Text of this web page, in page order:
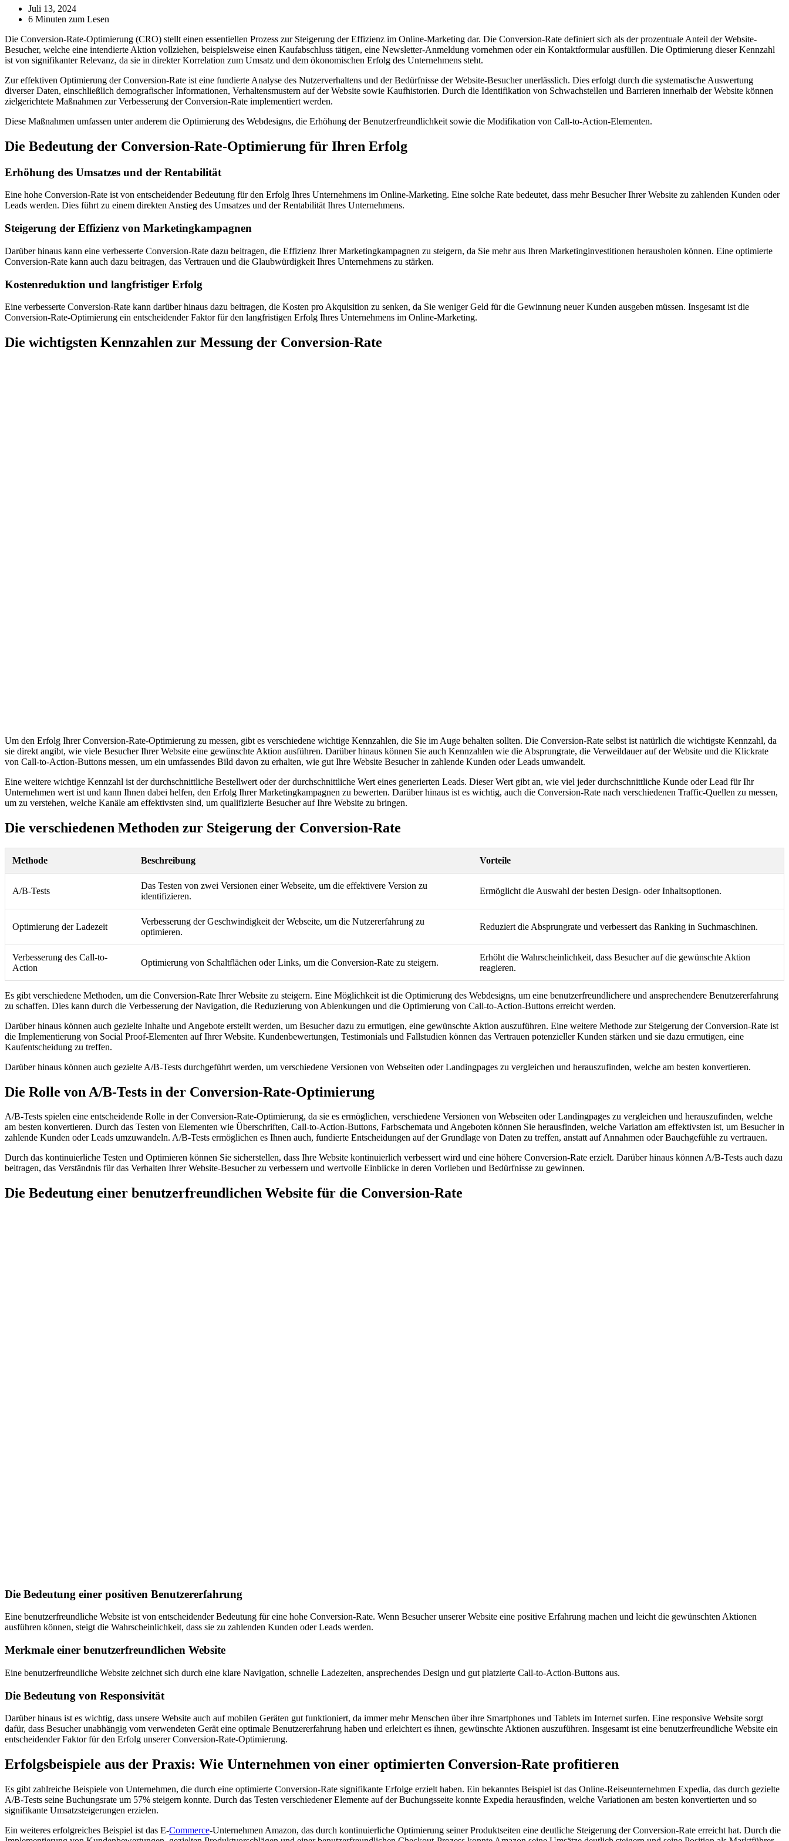
Juli 13, 2024
6 Minuten zum Lesen
Die Conversion-Rate-Optimierung (CRO) stellt einen essentiellen Prozess zur Steigerung der Effizienz im Online-Marketing dar. Die Conversion-Rate definiert sich als der prozentuale Anteil der Website-
Besucher, welche eine intendierte Aktion vollziehen, beispielsweise einen Kaufabschluss tätigen, eine Newsletter-Anmeldung vornehmen oder ein Kontaktformular ausfüllen. Die Optimierung dieser Kennzahl
ist von signifikanter Relevanz, da sie in direkter Korrelation zum Umsatz und dem ökonomischen Erfolg des Unternehmens steht.
Zur effektiven Optimierung der Conversion-Rate ist eine fundierte Analyse des Nutzerverhaltens und der Bedürfnisse der Website-Besucher unerlässlich. Dies erfolgt durch die systematische Auswertung
diverser Daten, einschließlich demografischer Informationen, Verhaltensmustern auf der Website sowie Kaufhistorien. Durch die Identifikation von Schwachstellen und Barrieren innerhalb der Website können
zielgerichtete Maßnahmen zur Verbesserung der Conversion-Rate implementiert werden.
Diese Maßnahmen umfassen unter anderem die Optimierung des Webdesigns, die Erhöhung der Benutzerfreundlichkeit sowie die Modifikation von Call-to-Action-Elementen.
Die Bedeutung der Conversion-Rate-Optimierung für Ihren Erfolg
Erhöhung des Umsatzes und der Rentabilität
Eine hohe Conversion-Rate ist von entscheidender Bedeutung für den Erfolg Ihres Unternehmens im Online-Marketing. Eine solche Rate bedeutet, dass mehr Besucher Ihrer Website zu zahlenden Kunden oder
Leads werden. Dies führt zu einem direkten Anstieg des Umsatzes und der Rentabilität Ihres Unternehmens.
Steigerung der Effizienz von Marketingkampagnen
Darüber hinaus kann eine verbesserte Conversion-Rate dazu beitragen, die Effizienz Ihrer Marketingkampagnen zu steigern, da Sie mehr aus Ihren Marketinginvestitionen herausholen können. Eine optimierte
Conversion-Rate kann auch dazu beitragen, das Vertrauen und die Glaubwürdigkeit Ihres Unternehmens zu stärken.
Kostenreduktion und langfristiger Erfolg
Eine verbesserte Conversion-Rate kann darüber hinaus dazu beitragen, die Kosten pro Akquisition zu senken, da Sie weniger Geld für die Gewinnung neuer Kunden ausgeben müssen. Insgesamt ist die
Conversion-Rate-Optimierung ein entscheidender Faktor für den langfristigen Erfolg Ihres Unternehmens im Online-Marketing.
Die wichtigsten Kennzahlen zur Messung der Conversion-Rate
Um den Erfolg Ihrer Conversion-Rate-Optimierung zu messen, gibt es verschiedene wichtige Kennzahlen, die Sie im Auge behalten sollten. Die Conversion-Rate selbst ist natürlich die wichtigste Kennzahl, da
sie direkt angibt, wie viele Besucher Ihrer Website eine gewünschte Aktion ausführen. Darüber hinaus können Sie auch Kennzahlen wie die Absprungrate, die Verweildauer auf der Website und die Klickrate
von Call-to-Action-Buttons messen, um ein umfassendes Bild davon zu erhalten, wie gut Ihre Website Besucher in zahlende Kunden oder Leads umwandelt.
Eine weitere wichtige Kennzahl ist der durchschnittliche Bestellwert oder der durchschnittliche Wert eines generierten Leads. Dieser Wert gibt an, wie viel jeder durchschnittliche Kunde oder Lead für Ihr
Unternehmen wert ist und kann Ihnen dabei helfen, den Erfolg Ihrer Marketingkampagnen zu bewerten. Darüber hinaus ist es wichtig, auch die Conversion-Rate nach verschiedenen Traffic-Quellen zu messen,
um zu verstehen, welche Kanäle am effektivsten sind, um qualifizierte Besucher auf Ihre Website zu bringen.
Die verschiedenen Methoden zur Steigerung der Conversion-Rate
Methode Beschreibung Vorteile
A/B-Tests
Das Testen von zwei Versionen einer Webseite, um die effektivere Version zu
identifizieren.
Ermöglicht die Auswahl der besten Design- oder Inhaltsoptionen.
Optimierung der Ladezeit
Verbesserung der Geschwindigkeit der Webseite, um die Nutzererfahrung zu
optimieren.
Reduziert die Absprungrate und verbessert das Ranking in Suchmaschinen.
Verbesserung des Call-to-
Action
Optimierung von Schaltflächen oder Links, um die Conversion-Rate zu steigern.
Erhöht die Wahrscheinlichkeit, dass Besucher auf die gewünschte Aktion
reagieren.
Es gibt verschiedene Methoden, um die Conversion-Rate Ihrer Website zu steigern. Eine Möglichkeit ist die Optimierung des Webdesigns, um eine benutzerfreundlichere und ansprechendere Benutzererfahrung
zu schaffen. Dies kann durch die Verbesserung der Navigation, die Reduzierung von Ablenkungen und die Optimierung von Call-to-Action-Buttons erreicht werden.
Darüber hinaus können auch gezielte Inhalte und Angebote erstellt werden, um Besucher dazu zu ermutigen, eine gewünschte Aktion auszuführen. Eine weitere Methode zur Steigerung der Conversion-Rate ist
die Implementierung von Social Proof-Elementen auf Ihrer Website. Kundenbewertungen, Testimonials und Fallstudien können das Vertrauen potenzieller Kunden stärken und sie dazu ermutigen, eine
Kaufentscheidung zu treffen.
Darüber hinaus können auch gezielte A/B-Tests durchgeführt werden, um verschiedene Versionen von Webseiten oder Landingpages zu vergleichen und herauszufinden, welche am besten konvertieren.
Die Rolle von A/B-Tests in der Conversion-Rate-Optimierung
A/B-Tests spielen eine entscheidende Rolle in der Conversion-Rate-Optimierung, da sie es ermöglichen, verschiedene Versionen von Webseiten oder Landingpages zu vergleichen und herauszufinden, welche
am besten konvertieren. Durch das Testen von Elementen wie Überschriften, Call-to-Action-Buttons, Farbschemata und Angeboten können Sie herausfinden, welche Variation am effektivsten ist, um Besucher in
zahlende Kunden oder Leads umzuwandeln. A/B-Tests ermöglichen es Ihnen auch, fundierte Entscheidungen auf der Grundlage von Daten zu treffen, anstatt auf Annahmen oder Bauchgefühle zu vertrauen.
Durch das kontinuierliche Testen und Optimieren können Sie sicherstellen, dass Ihre Website kontinuierlich verbessert wird und eine höhere Conversion-Rate erzielt. Darüber hinaus können A/B-Tests auch dazu
beitragen, das Verständnis für das Verhalten Ihrer Website-Besucher zu verbessern und wertvolle Einblicke in deren Vorlieben und Bedürfnisse zu gewinnen.
Die Bedeutung einer benutzerfreundlichen Website für die Conversion-Rate
Die Bedeutung einer positiven Benutzererfahrung
Eine benutzerfreundliche Website ist von entscheidender Bedeutung für eine hohe Conversion-Rate. Wenn Besucher unserer Website eine positive Erfahrung machen und leicht die gewünschten Aktionen
ausführen können, steigt die Wahrscheinlichkeit, dass sie zu zahlenden Kunden oder Leads werden.
Merkmale einer benutzerfreundlichen Website
Eine benutzerfreundliche Website zeichnet sich durch eine klare Navigation, schnelle Ladezeiten, ansprechendes Design und gut platzierte Call-to-Action-Buttons aus.
Die Bedeutung von Responsivität
Darüber hinaus ist es wichtig, dass unsere Website auch auf mobilen Geräten gut funktioniert, da immer mehr Menschen über ihre Smartphones und Tablets im Internet surfen. Eine responsive Website sorgt
dafür, dass Besucher unabhängig vom verwendeten Gerät eine optimale Benutzererfahrung haben und erleichtert es ihnen, gewünschte Aktionen auszuführen. Insgesamt ist eine benutzerfreundliche Website ein
entscheidender Faktor für den Erfolg unserer Conversion-Rate-Optimierung.
Erfolgsbeispiele aus der Praxis: Wie Unternehmen von einer optimierten Conversion-Rate profitieren
Es gibt zahlreiche Beispiele von Unternehmen, die durch eine optimierte Conversion-Rate signifikante Erfolge erzielt haben. Ein bekanntes Beispiel ist das Online-Reiseunternehmen Expedia, das durch gezielte
A/B-Tests seine Buchungsrate um 57% steigern konnte. Durch das Testen verschiedener Elemente auf der Buchungsseite konnte Expedia herausfinden, welche Variationen am besten konvertierten und so
signifikante Umsatzsteigerungen erzielen.
Ein weiteres erfolgreiches Beispiel ist das E-Commerce-Unternehmen Amazon, das durch kontinuierliche Optimierung seiner Produktseiten eine deutliche Steigerung der Conversion-Rate erreicht hat. Durch die